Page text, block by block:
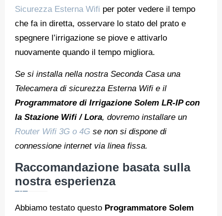
Sicurezza Esterna Wifi per poter vedere il tempo
che fa in diretta, osservare lo stato del prato e
spegnere l’irrigazione se piove e attivarlo
nuovamente quando il tempo migliora.
Se si installa nella nostra Seconda Casa una
Telecamera di sicurezza Esterna Wifi e il
Programmatore di Irrigazione Solem LR-IP con
la Stazione Wifi / Lora, dovremo installare un
Router Wifi 3G o 4G se non si dispone di
connessione internet via linea fissa.
Raccomandazione basata sulla
nostra esperienza
Abbiamo testato questo Programmatore Solem